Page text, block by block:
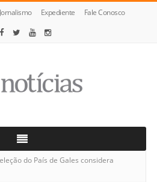
Expediente Fale Conosco
do País de Gales considera